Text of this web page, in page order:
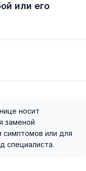
или его
носит
заменой
симптомов или для
специалиста.